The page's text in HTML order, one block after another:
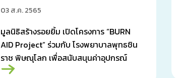
03 ส.ค. 2565
มูลนิธิสร้างรอยยิ้ม เปิดโครงการ “BURN
AID Project” ร่วมกับ โรงพยาบาลพุทธชิน
ราช พิษณุโลก เพื่อสนับสนุนค่าอุปกรณ์
และเวชภัณฑ์ เพื่อผู้ป่วยจากแผลไหม้